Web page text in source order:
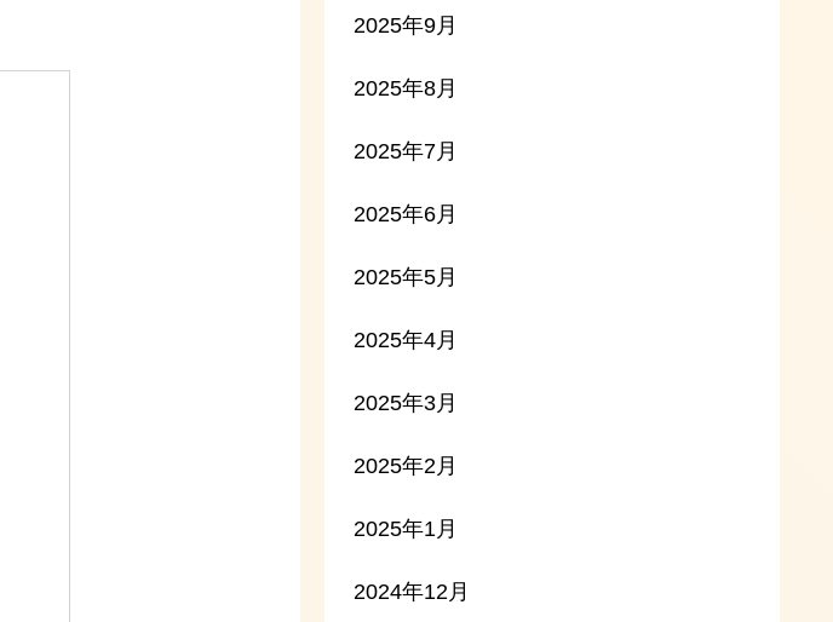
2025年9月
2025年8月
2025年7月
2025年6月
2025年5月
2025年4月
2025年3月
2025年2月
2025年1月
2024年12月